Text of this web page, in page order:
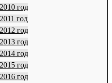
год
год
год
год
год
год
год